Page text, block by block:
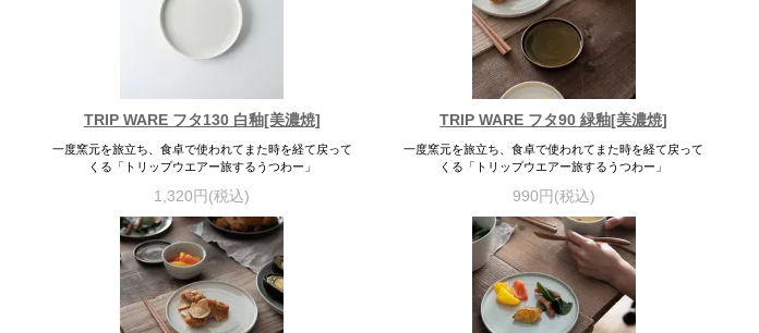
TRIP WARE フタ130 白釉[美濃焼]
一度窯元を旅立ち、食卓で使われてまた時を経て戻って
くる「トリップウエアー旅するうつわー」
1,320円(税込)
TRIP WARE フタ90 緑釉[美濃焼]
一度窯元を旅立ち、食卓で使われてまた時を経て戻って
くる「トリップウエアー旅するうつわー」
990円(税込)